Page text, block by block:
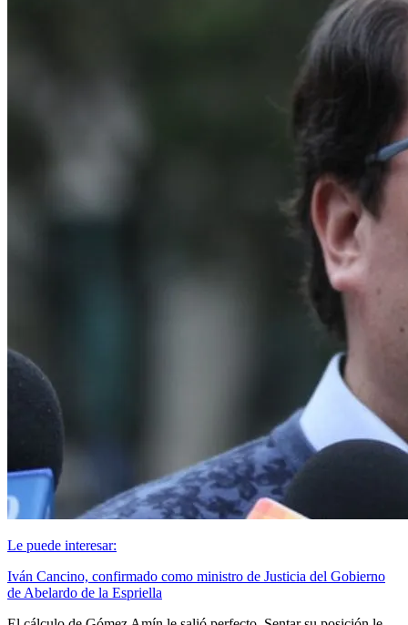
Le puede interesar:
Iván Cancino, confirmado como ministro de Justicia del Gobierno
de Abelardo de la Espriella